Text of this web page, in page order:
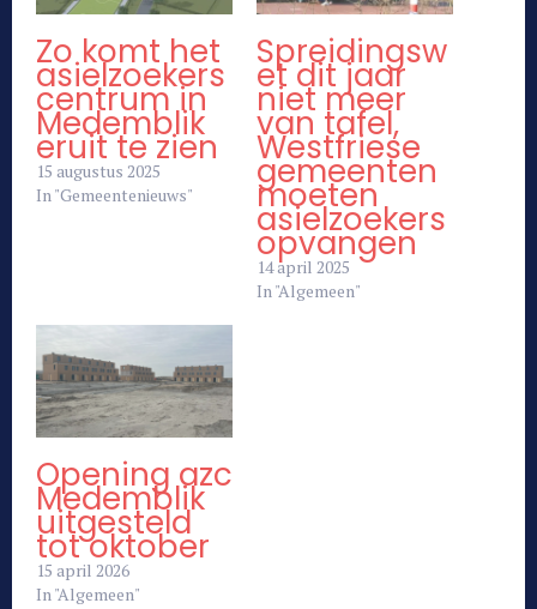
Zo komt het
asielzoekers
centrum in
Medemblik
eruit te zien
15 augustus 2025
In "Gemeentenieuws"
Spreidingsw
et dit jaar
niet meer
van tafel,
Westfriese
gemeenten
moeten
asielzoekers
opvangen
14 april 2025
In "Algemeen"
Opening azc
Medemblik
uitgesteld
tot oktober
15 april 2026
In "Algemeen"